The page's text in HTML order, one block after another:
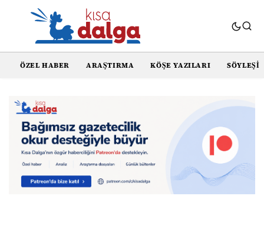
ÖZEL HABER ARAŞTIRMA KÖŞE YAZILARI SÖYLEŞI